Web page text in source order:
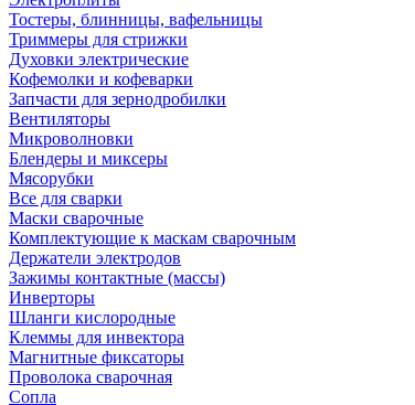
Тостеры, блинницы, вафельницы
Триммеры для стрижки
Духовки электрические
Кофемолки и кофеварки
Запчасти для зернодробилки
Вентиляторы
Микроволновки
Блендеры и миксеры
Мясорубки
Все для сварки
Маски сварочные
Комплектующие к маскам сварочным
Держатели электродов
Зажимы контактные (массы)
Инверторы
Шланги кислородные
Клеммы для инвектора
Магнитные фиксаторы
Проволока сварочная
Сопла